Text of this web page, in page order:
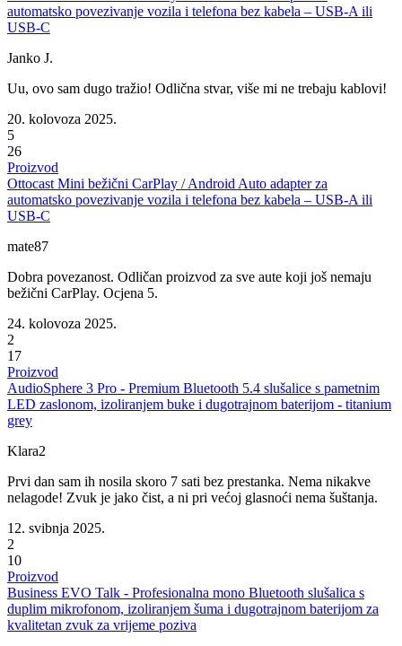
automatsko povezivanje vozila i telefona bez kabela – USB-A ili
USB-C
Janko J.
Uu, ovo sam dugo tražio! Odlična stvar, više mi ne trebaju kablovi!
20. kolovoza 2025.
5
26
Proizvod
Ottocast Mini bežični CarPlay / Android Auto adapter za
automatsko povezivanje vozila i telefona bez kabela – USB-A ili
USB-C
mate87
Dobra povezanost. Odličan proizvod za sve aute koji još nemaju
bežični CarPlay. Ocjena 5.
24. kolovoza 2025.
2
17
Proizvod
AudioSphere 3 Pro - Premium Bluetooth 5.4 slušalice s pametnim
LED zaslonom, izoliranjem buke i dugotrajnom baterijom - titanium
grey
Klara2
Prvi dan sam ih nosila skoro 7 sati bez prestanka. Nema nikakve
nelagode! Zvuk je jako čist, a ni pri većoj glasnoći nema šuštanja.
12. svibnja 2025.
2
10
Proizvod
Business EVO Talk - Profesionalna mono Bluetooth slušalica s
duplim mikrofonom, izoliranjem šuma i dugotrajnom baterijom za
kvalitetan zvuk za vrijeme poziva